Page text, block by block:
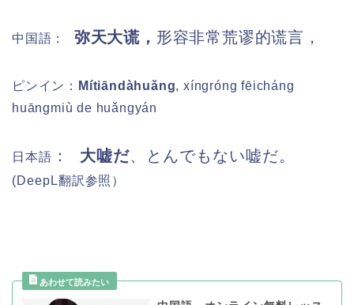
中国語： 弥天大谎， 形容非常荒谬的谎言，
ピンイン ： Mítiāndàhuǎng, xíngróng fēicháng
huāngmiù de huǎngyán
日本語 ： 大嘘だ、とんでもない嘘だ。
(DeepL翻訳参照）